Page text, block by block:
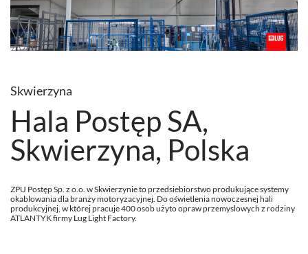
Skwierzyna
Hala Postęp SA,
Skwierzyna, Polska
ZPU Postęp Sp. z o.o. w Skwierzynie to przedsiebiorstwo produkujące systemy
okablowania dla branży motoryzacyjnej. Do oświetlenia nowoczesnej hali
produkcyjnej, w której pracuje 400 osob użyto opraw przemyslowych z rodziny
ATLANTYK firmy Lug Light Factory.